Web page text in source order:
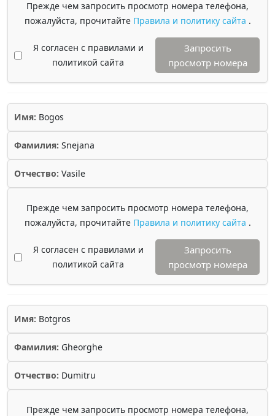
Прежде чем запросить просмотр номера телефона,
пожалуйста, прочитайте Правила и политику сайта .
Я согласен с правилами и
политикой сайта
Запросить
просмотр номера
Имя: Bogos
Фамилия: Snejana
Отчество: Vasile
Прежде чем запросить просмотр номера телефона,
пожалуйста, прочитайте Правила и политику сайта .
Я согласен с правилами и
политикой сайта
Запросить
просмотр номера
Имя: Botgros
Фамилия: Gheorghe
Отчество: Dumitru
Прежде чем запросить просмотр номера телефона,